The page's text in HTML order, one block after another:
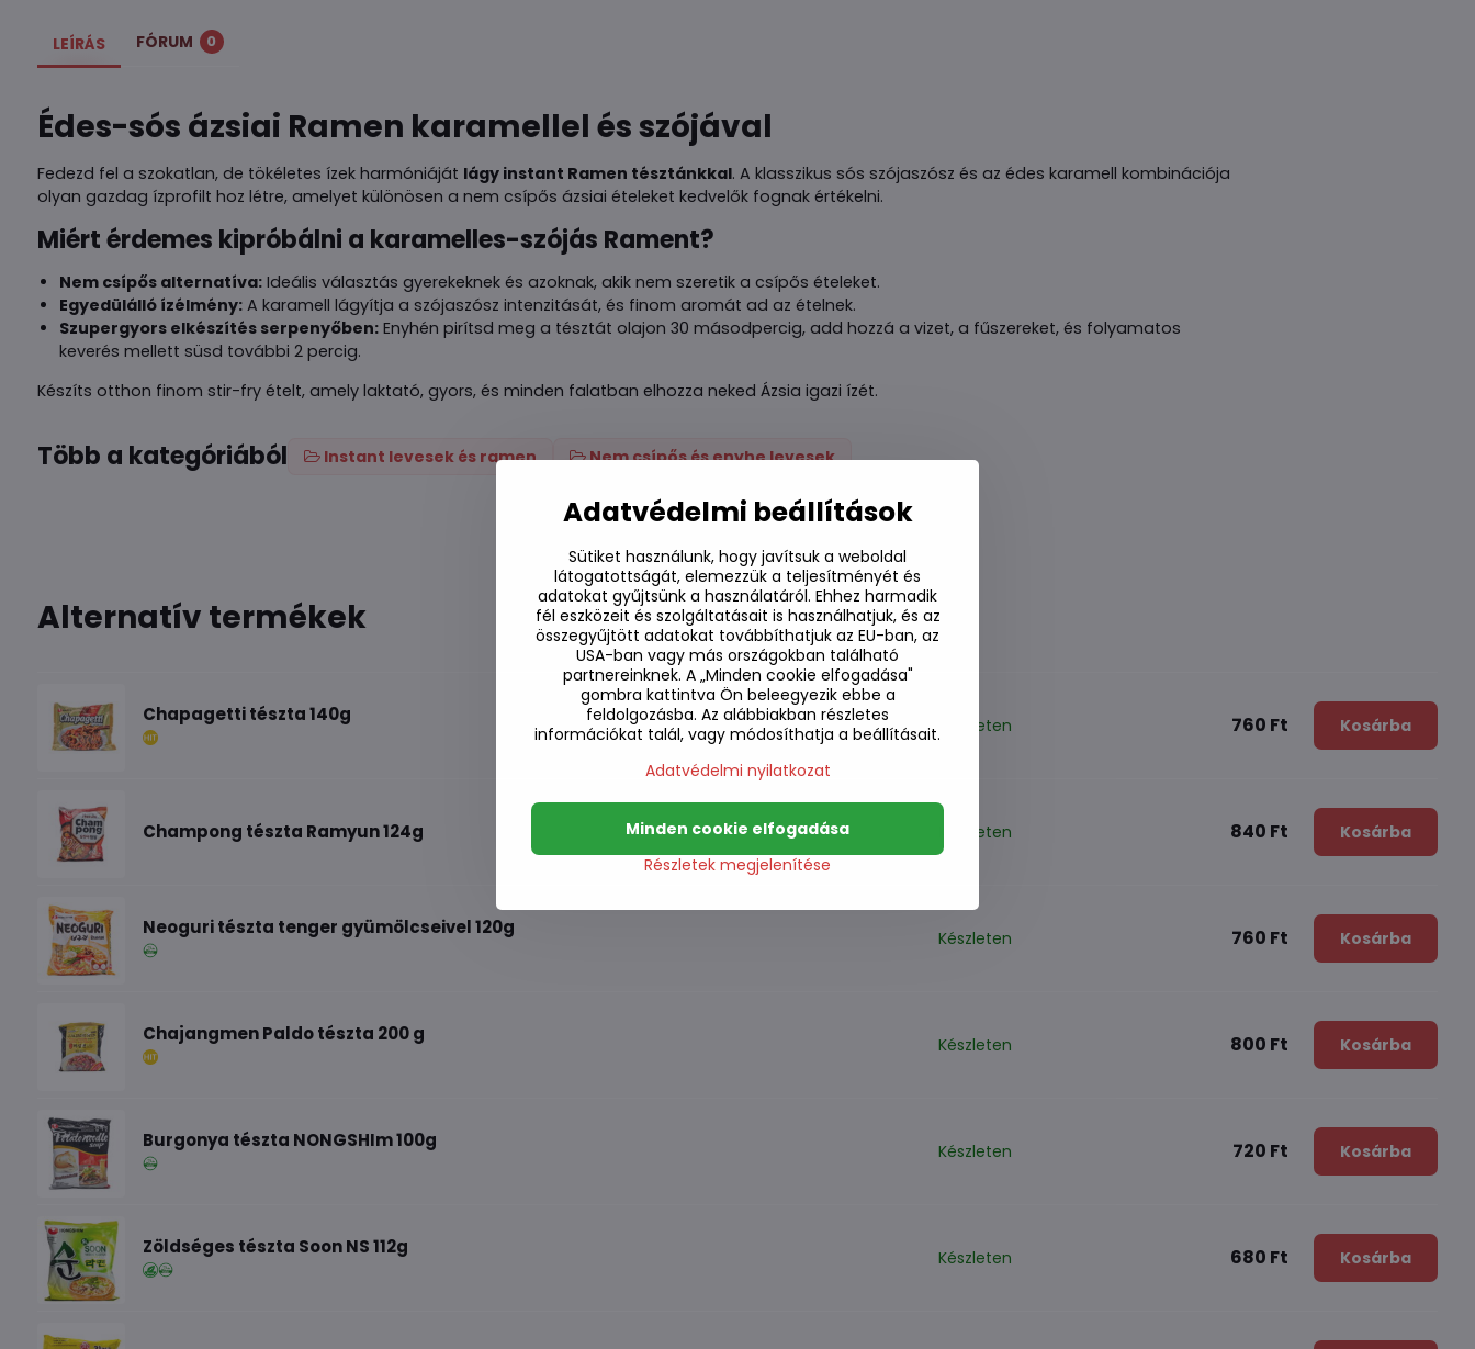
LEÍRÁS FÓRUM 0
Édes-sós ázsiai Ramen karamellel és szójával
Fedezd fel a szokatlan, de tökéletes ízek harmóniáját lágy instant Ramen tésztánkkal. A klasszikus sós szójaszósz és az édes karamell kombinációja
olyan gazdag ízprofilt hoz létre, amelyet különösen a nem csípős ázsiai ételeket kedvelők fognak értékelni.
Miért érdemes kipróbálni a karamelles-szójás Rament?
Nem csípős alternatíva:Ideális választás gyerekeknek és azoknak, akik nem szeretik a csípős ételeket.
Egyedülálló ízélmény:A karamell lágyítja a szójaszósz intenzitását, és finom aromát ad az ételnek.
Szupergyors elkészítés serpenyőben:Enyhén pirítsd meg a tésztát olajon 30 másodpercig, add hozzá a vizet, a fűszereket, és folyamatos
keverés mellett süsd további 2 percig.
Készíts otthon finom stir-fry ételt, amely laktató, gyors, és minden falatban elhozza neked Ázsia igazi ízét.
Több a kategóriából Instant levesek és ramen Nem csípős és enyhe levesek
Alternatív termékek
Chapagetti tészta 140g Készleten 760 Ft Kosárba
Champong tészta Ramyun 124g Készleten 840 Ft Kosárba
Neoguri tészta tenger gyümölcseivel 120g Készleten 760 Ft Kosárba
Chajangmen Paldo tészta 200 g Készleten 800 Ft Kosárba
Burgonya tészta NONGSHIm 100g Készleten 720 Ft Kosárba
Zöldséges tészta Soon NS 112g Készleten 680 Ft Kosárba
Adatvédelmi beállítások
Sütiket használunk, hogy javítsuk a weboldal
látogatottságát, elemezzük a teljesítményét és
adatokat gyűjtsünk a használatáról. Ehhez harmadik
fél eszközeit és szolgáltatásait is használhatjuk, és az
összegyűjtött adatokat továbbíthatjuk az EU-ban, az
USA-ban vagy más országokban található
partnereinknek. A „Minden cookie elfogadása"
gombra kattintva Ön beleegyezik ebbe a
feldolgozásba. Az alábbiakban részletes
információkat talál, vagy módosíthatja a beállításait.
Adatvédelmi nyilatkozat
Részletek megjelenítése
Minden cookie elfogadása